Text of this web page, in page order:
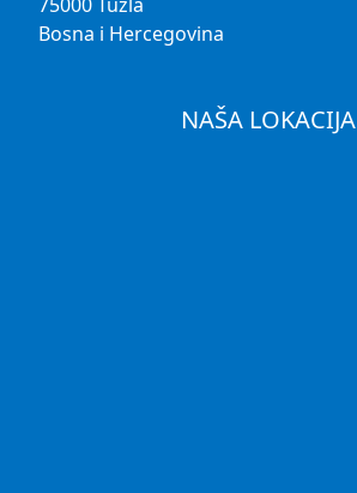
Bosna i Hercegovina
NAŠA LOKACIJA